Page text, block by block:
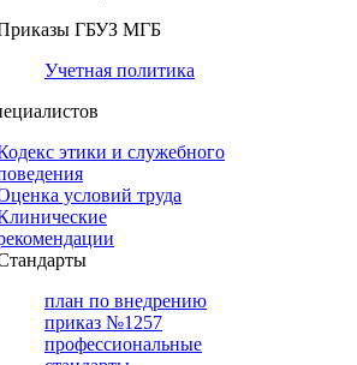
ГБУЗ МГБ
Учетная политика
этики и служебного
условий труда
план по внедрению
приказ №1257
профессиональные